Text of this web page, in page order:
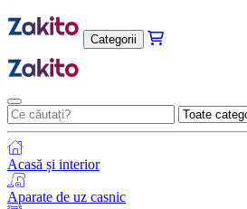
Categorii
Acasă și interior
Aparate de uz casnic